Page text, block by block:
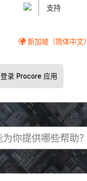
支持
新加坡（简体中文）
登录 Procore 应用